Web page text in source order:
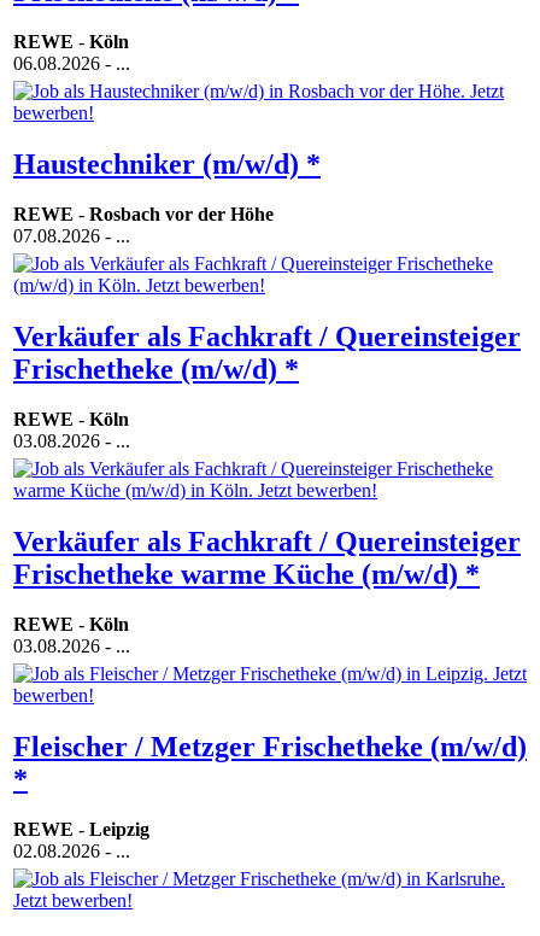
REWE - Köln
06.08.2026 - ...
Haustechniker (m/w/d) *
REWE - Rosbach vor der Höhe
07.08.2026 - ...
Verkäufer als Fachkraft / Quereinsteiger
Frischetheke (m/w/d) *
REWE - Köln
03.08.2026 - ...
Verkäufer als Fachkraft / Quereinsteiger
Frischetheke warme Küche (m/w/d) *
REWE - Köln
03.08.2026 - ...
Fleischer / Metzger Frischetheke (m/w/d)
*
REWE - Leipzig
02.08.2026 - ...